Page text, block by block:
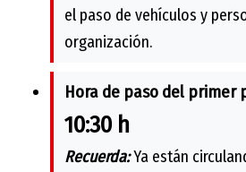
el paso de vehículos y
organización.
Hora de paso del primer
10:30 h
Recuerda:Ya están